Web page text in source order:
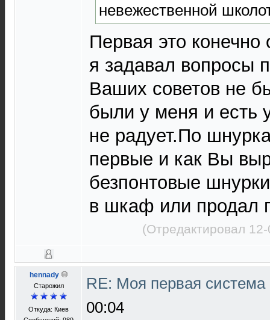
невежественной
Первая это конечно
я задавал вопросы
Ваших советов не
были у меня и есть
не радует.По
первые и как Вы
безпонтовые
в шкаф или продал
(Отредактировал
hennady
Старожил
Откуда: Киев
RE: Моя первая
00:04